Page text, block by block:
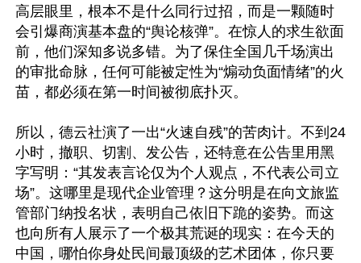
高层眼里，根本不是什么同行过招，而是一颗随时
会引爆商演基本盘的“舆论核弹”。在惊人的求生欲面
前，他们深知多说多错。为了保住全国几千场演出
的审批命脉，任何可能被定性为“煽动负面情绪”的火
苗，都必须在第一时间被彻底扑灭。
所以，德云社演了一出“火速自残”的苦肉计。不到24
小时，撤职、切割、发公告，还特意在公告里用黑
字写明：“其发表言论仅为个人观点，不代表公司立
场”。这哪里是现代企业管理？这分明是在向文旅监
管部门纳投名状，表明自己依旧下跪的姿势。而这
也向所有人展示了一个极其荒诞的现实：在今天的
中国，哪怕你身处民间最顶级的艺术团体，你只要